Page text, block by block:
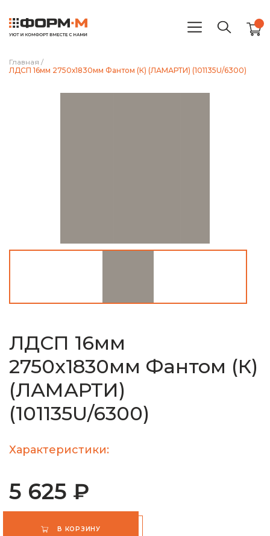
Главная /
ЛДСП 16мм 2750х1830мм Фантом (К) (ЛАМАРТИ) (101135U/6300)
ЛДСП 16мм
2750х1830мм Фантом (К)
(ЛАМАРТИ)
(101135U/6300)
Характеристики:
5 625 ₽
В КОРЗИНУ